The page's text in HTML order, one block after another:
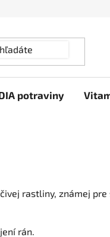
potraviny
rastliny, známej
rán.